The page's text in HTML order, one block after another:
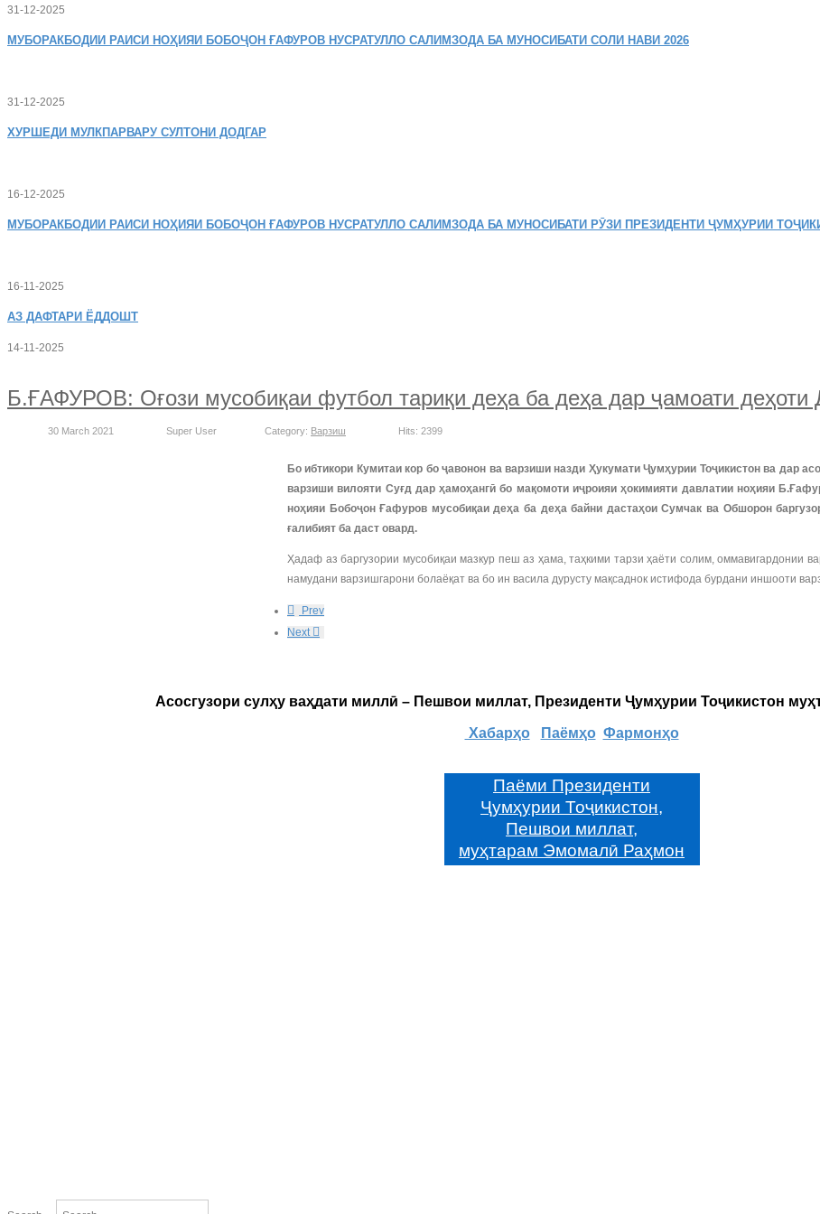
31-12-2025
МУБОРАКБОДИИ РАИСИ НОҲИЯИ БОБОҶОН ҒАФУРОВ НУСРАТУЛЛО САЛИМЗОДА БА МУНОСИБАТИ СОЛИ НАВИ 2026
31-12-2025
ХУРШЕДИ МУЛКПАРВАРУ СУЛТОНИ ДОДГАР
16-12-2025
МУБОРАКБОДИИ РАИСИ НОҲИЯИ БОБОҶОН ҒАФУРОВ НУСРАТУЛЛО САЛИМЗОДА БА МУНОСИБАТИ РӮЗИ ПРЕЗИДЕНТИ ҶУМҲУРИИ
16-11-2025
АЗ ДАФТАРИ ЁДДОШТ
14-11-2025
Б.ҒАФУРОВ: Оғози мусобиқаи футбол тариқи деҳа ба деҳа дар ҷамоати деҳоти
30 March 2021 Super User Category: Варзиш Hits: 2399
Бо ибтикори Кумитаи кор бо ҷавонон ва варзиши назди Ҳукумати Ҷумҳурии Тоҷикистон ва дар
варзиши вилояти Суғд дар ҳамоҳангӣ бо мақомоти иҷроияи ҳокимияти давлатии ноҳияи
ноҳияи Бобоҷон Ғафуров мусобиқаи деҳа ба деҳа байни дастаҳои Сумчак ва Обшорон
ғалибият ба даст овард.
Ҳадаф аз баргузории мусобиқаи мазкур пеш аз ҳама, таҳкими тарзи ҳаёти солим, оммавигардонии
намудани варзишгарони болаёқат ва бо ин васила дурусту мақсаднок истифода бурдани иншооти
Prev
Next
Асосгузори сулҳу ваҳдати миллӣ – Пешвои миллат, Президенти Ҷумҳурии Тоҷикистон
Хабарҳо Паёмҳо Фармонҳо
Паёми Президенти
Ҷумҳурии Тоҷикистон,
Пешвои миллат,
муҳтарам Эмомалӣ Раҳмон